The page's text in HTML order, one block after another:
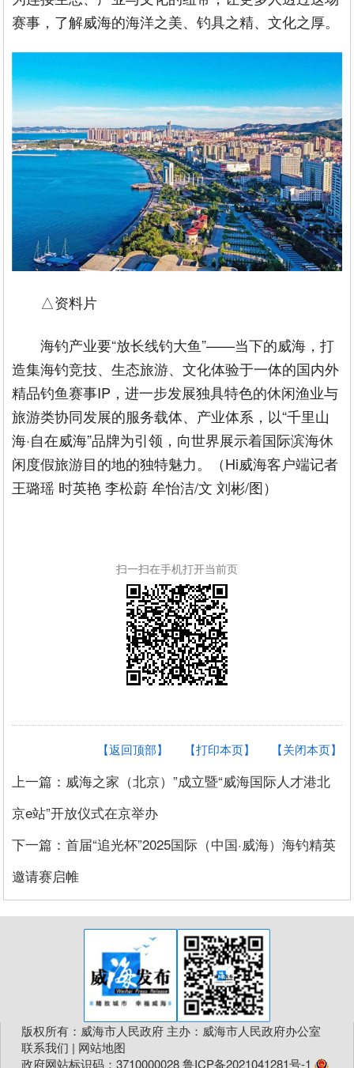
赛事，了解威海的海洋之美、钓具之精、文化之厚。
△资料片
海钓产业要“放长线钓大鱼”——当下的威海，打
造集海钓竞技、生态旅游、文化体验于一体的国内外
精品钓鱼赛事IP，进一步发展独具特色的休闲渔业与
旅游类协同发展的服务载体、产业体系，以“千里山
海·自在威海”品牌为引领，向世界展示着国际滨海休
闲度假旅游目的地的独特魅力。（Hi威海客户端记者
王璐瑶 时英艳 李松蔚 牟怡洁/文 刘彬/图）
扫一扫在手机打开当前页
【关闭本页】
【打印本页】
【返回顶部】
上一篇：威海之家（北京）”成立暨“威海国际人才港北
京e站”开放仪式在京举办
下一篇：首届“追光杯”2025国际（中国·威海）海钓精英
邀请赛启帷
版权所有：威海市人民政府 主办：威海市人民政府办公室
联系我们 | 网站地图
政府网站标识码：3710000028鲁ICP备2021041281号-1